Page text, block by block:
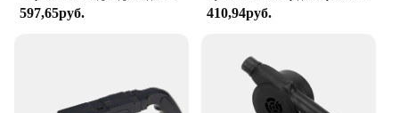
597,65руб. 410,94руб.